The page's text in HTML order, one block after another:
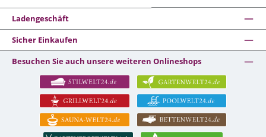
Ladengeschäft
Sicher Einkaufen
Besuchen Sie auch unsere weiteren Onlineshops